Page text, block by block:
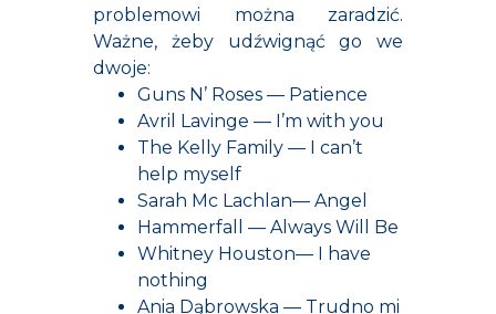
problemowi można zaradzić.
Ważne, żeby udźwignąć go we
dwoje:
Guns N’ Roses — Patience
Avril Lavinge — I’m with you
The Kelly Family — I can’t
help myself
Sarah Mc Lachlan— Angel
Hammerfall — Always Will Be
Whitney Houston— I have
nothing
Ania Dąbrowska — Trudno mi